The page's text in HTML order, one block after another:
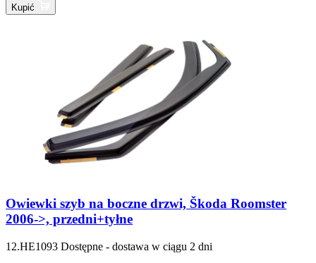
Kupić
Owiewki szyb na boczne drzwi, Škoda Roomster
2006->, przedni+tyłne
12.HE1093 Dostępne - dostawa w ciągu 2 dni